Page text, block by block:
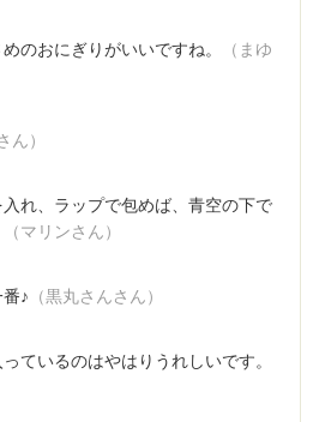
のおにぎりがいいですね。
（まゆ
ん）
れ、ラップで包めば、青空の下で
（マリンさん）
♪ （黒丸さんさん）
ているのはやはりうれしいです。